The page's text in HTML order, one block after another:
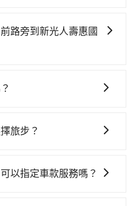
元、車程約37分鐘。抵達
票並於月台排隊的時間約
，搭上小黃後約花17分
人花費為630元。不過嘉
一輛小黃了，嘉義縣少部
己開車），最重要的是你
可隨租隨借的iRent應該是
新光人壽惠國大樓的花費
估進去，但額外的汽車保
過四位，更是沒有較大的
路旁到新光人壽惠國
，價格約為2,555~3,100元
北的0.4%，也就是說要
以免當場被坑受騙。綜合
，只要是長途交通且途中
、預約叫車、機場接送、
旅步？
何隱藏費用。此外，我們
以指定車款服務嗎？